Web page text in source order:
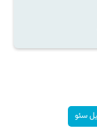
سئو